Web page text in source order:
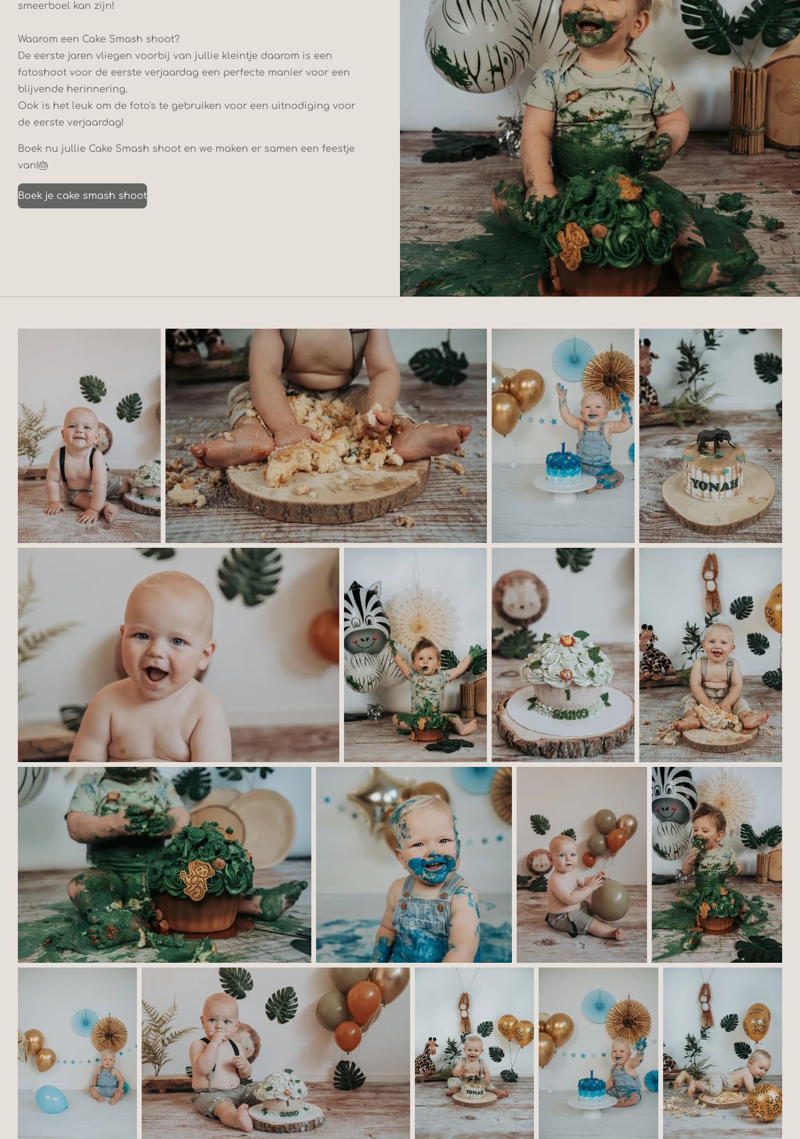
smeerboel kan zijn!
Waarom een Cake Smash shoot?
De eerste jaren vliegen voorbij van jullie kleintje daarom is een
fotoshoot voor de eerste verjaardag een perfecte manier voor een
blijvende herinnering.
Ook is het leuk om de foto's te gebruiken voor een uitnodiging voor
de eerste verjaardag!
Boek nu jullie Cake Smash shoot en we maken er samen een feestje
van!🎂
Boek je cake smash shoot